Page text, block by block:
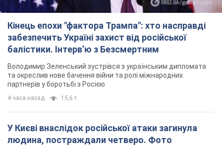
Кінець епохи "фактора Трампа": хто насправді
забезпечить Україні захист від російської
балістики. Інтерв’ю з Безсмертним
Володимир Зеленський зустрівся з українським дипломата
та окреслив нове бачення війни та ролі міжнародних
партнерів у боротьбі з Росією
4 часа назад 15,6 т.
У Києві внаслідок російської атаки загинула
людина, постраждали четверо. Фото